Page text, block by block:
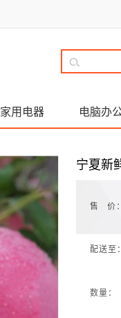
家用电器 电脑办
宁夏新
售 价：
配送至：
数量：